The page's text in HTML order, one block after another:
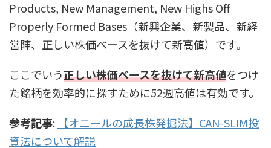
Products, New Management, New Highs Off
Properly Formed Bases（新興企業、新製品、新経
営陣、正しい株価ベースを抜けて新高値）です。
ここでいう正しい株価ベースを抜けて新高値をつけ
た銘柄を効率的に探すために52週高値は有効です。
参考記事:
【オニールの成長株発掘法】CAN-SLIM投
資法について解説